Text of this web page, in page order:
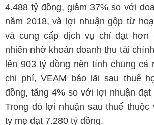
4.488 tỷ đồng, giảm 37% so với
năm 2018, và lợi nhuận gộp từ
và cung cấp dịch vụ chỉ đạt hơn
nhiên nhờ khoản doanh thu tài
lên 903 tỷ đồng nên tính chung cả
chi phí, VEAM báo lãi sau thuế
đồng, tăng 4% so với lợi nhuận
Trong đó lợi nhuận sau thuế thuộc
ty mẹ đạt 7.280 tỷ đồng.